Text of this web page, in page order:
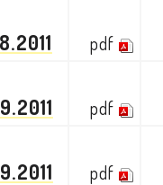
pdf
pdf
pdf